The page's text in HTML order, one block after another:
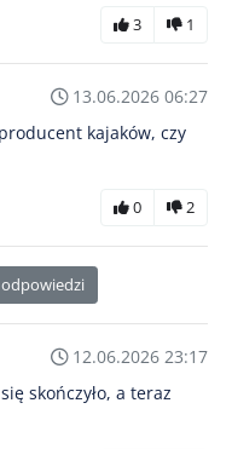
3 1
13.06.2026 06:27
kajaków, czy
0 2
12.06.2026 23:17
skończyło, a teraz